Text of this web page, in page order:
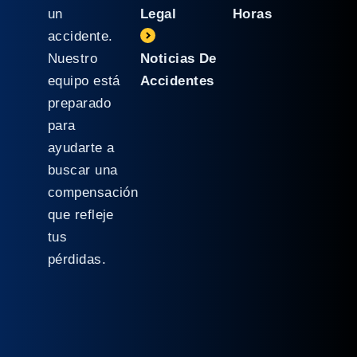
un
accidente.
Nuestro
equipo está
preparado
para
ayudarte a
buscar una
compensación
que refleje
tus
pérdidas.
Legal
Noticias De
Accidentes
Horas